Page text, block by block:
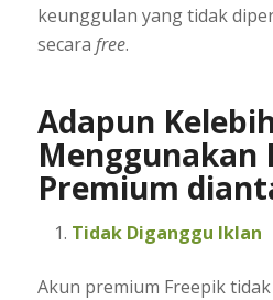
keunggulan yang tidak
secara free.
Adapun
Menggunakan
Premium
Tidak Diganggu Iklan
Akun premium Freepik